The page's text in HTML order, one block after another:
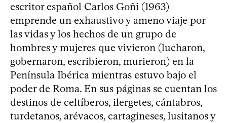
escritor español Carlos Goñi (1963)
emprende un exhaustivo y ameno viaje por
las vidas y los hechos de un grupo de
hombres y mujeres que vivieron (lucharon,
gobernaron, escribieron, murieron) en la
Península Ibérica mientras estuvo bajo el
poder de Roma. En sus páginas se cuentan los
destinos de celtíberos, ilergetes, cántabros,
turdetanos, arévacos, cartagineses, lusitanos y